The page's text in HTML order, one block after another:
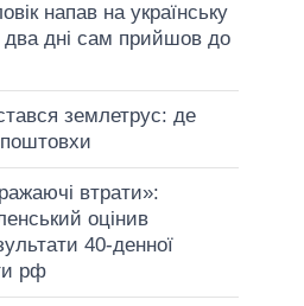
напав на українську
два дні сам прийшов до
землетрус: де
втрати»:
оцінив
40-денної
рф